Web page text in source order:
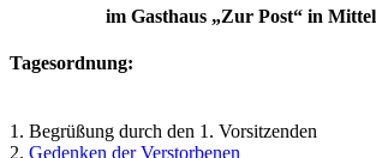
im Gasthaus „Zur Post“ in
Tagesordnung:
1. Begrüßung durch den 1. Vorsitzenden
2. Gedenken der Verstorbenen